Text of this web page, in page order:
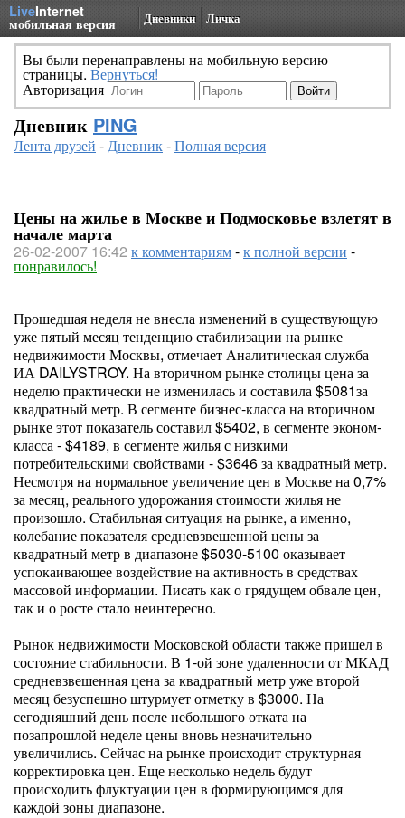
LiveInternet
мобильная версия Дневники Личка
Вы были перенаправлены на мобильную версию
страницы. Вернуться!
Авторизация
Дневник PING
Лента друзей -Дневник-Полная версия
Цены на жилье в Москве и Подмосковье взлетят в
начале марта
26-02-2007 16:42 к комментариям-к полной версии -
понравилось!
Прошедшая неделя не внесла изменений в существующую
уже пятый месяц тенденцию стабилизации на рынке
недвижимости Москвы, отмечает Аналитическая служба
ИА DAILYSTROY. На вторичном рынке столицы цена за
неделю практически не изменилась и составила $5081за
квадратный метр. В сегменте бизнес-класса на вторичном
рынке этот показатель составил $5402, в сегменте эконом-
класса - $4189, в сегменте жилья с низкими
потребительскими свойствами - $3646 за квадратный метр.
Несмотря на нормальное увеличение цен в Москве на 0,7%
за месяц, реального удорожания стоимости жилья не
произошло. Стабильная ситуация на рынке, а именно,
колебание показателя средневзвешенной цены за
квадратный метр в диапазоне $5030-5100 оказывает
успокаивающее воздействие на активность в средствах
массовой информации. Писать как о грядущем обвале цен,
так и о росте стало неинтересно.
Рынок недвижимости Московской области также пришел в
состояние стабильности. В 1-ой зоне удаленности от МКАД
средневзвешенная цена за квадратный метр уже второй
месяц безуспешно штурмует отметку в $3000. На
сегодняшний день после небольшого отката на
позапрошлой неделе цены вновь незначительно
увеличились. Сейчас на рынке происходит структурная
корректировка цен. Еще несколько недель будут
происходить флуктуации цен в формирующимся для
каждой зоны диапазоне.